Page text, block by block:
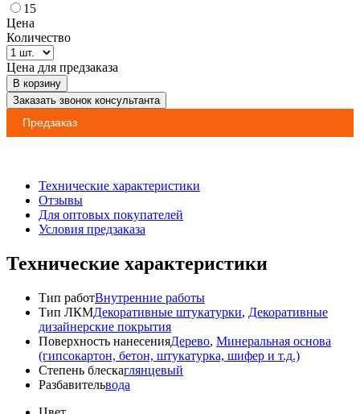
15
Цена
Количество
Цена для предзаказа
В корзину
Заказать звонок консультанта
Предзаказ
Технические характеристики
Отзывы
Для оптовых покупателей
Условия предзаказа
Технические характеристики
Тип работВнутренние работы
Тип ЛКМДекоративные штукатурки, Декоративные
дизайнерские покрытия
Поверхность нанесенияДерево, Минеральная основа
(гипсокартон, бетон, штукатурка, шифер и т.д.)
Степень блескаглянцевый
Разбавительвода